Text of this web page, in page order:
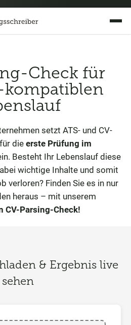
Check für
kompatiblen
setzt ATS- und CV-
die erste Prüfung im
Besteht Ihr Lebenslauf diese
wichtige Inhalte und somit
verloren? Finden Sie es in nur
heraus – mit unserem
CV-Parsing-Check!
& Ergebnis live
sehen